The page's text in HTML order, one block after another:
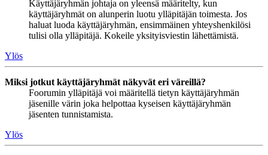
Käyttäjäryhmän johtaja on yleensä määritelty, kun
käyttäjäryhmät on alunperin luotu ylläpitäjän toimesta. Jos
haluat luoda käyttäjäryhmän, ensimmäinen yhteyshenkilösi
tulisi olla ylläpitäjä. Kokeile yksityisviestin lähettämistä.
Ylös
Miksi jotkut käyttäjäryhmät näkyvät eri väreillä?
Foorumin ylläpitäjä voi määritellä tietyn käyttäjäryhmän
jäsenille värin joka helpottaa kyseisen käyttäjäryhmän
jäsenten tunnistamista.
Ylös